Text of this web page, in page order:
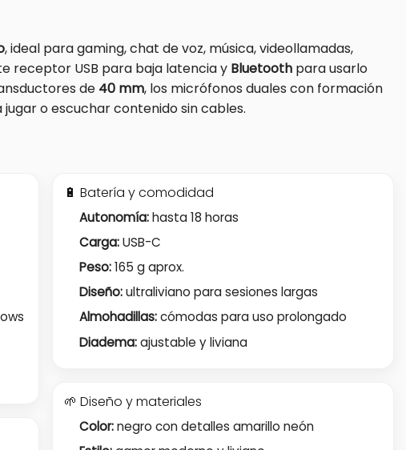
, ideal para gaming, chat de voz, música, videollamadas,
receptor USB para baja latencia y Bluetooth para usarlo
de 40 mm, los micrófonos duales con formación
o escuchar contenido sin cables.
🔋 Batería y comodidad
Autonomía:hasta 18 horas
Carga:USB-C
Peso:165 g aprox.
Diseño:ultraliviano para sesiones largas
Almohadillas:cómodas para uso prolongado
Diadema:ajustable y liviana
🌱 Diseño y materiales
Color:negro con detalles amarillo neón